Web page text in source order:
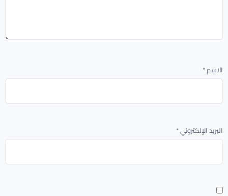
الاسم*
البريد الإلكتروني*